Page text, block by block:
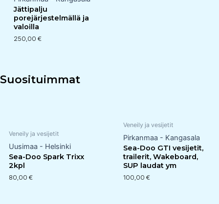
Jättipalju
porejärjestelmällä ja
valoilla
250,00 €
Suosituimmat
Veneily ja vesijetit
Uusimaa - Helsinki
Sea-Doo Spark Trixx
2kpl
80,00 €
Veneily ja vesijetit
Pirkanmaa - Kangasala
Sea-Doo GTI vesijetit,
trailerit, Wakeboard,
SUP laudat ym
100,00 €